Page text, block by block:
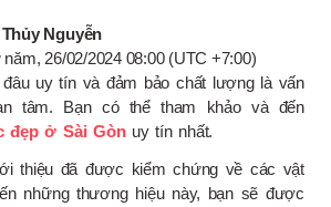
Nguyễn
26/02/2024 08:00 (UTC +7:00)
uy tín và đảm bảo chất lượng là vấn
tâm. Bạn có thể tham khảo và đến
đẹp ở Sài Gònuy tín nhất.
thiệu đã được kiểm chứng về các vật
những thương hiệu này, bạn sẽ được